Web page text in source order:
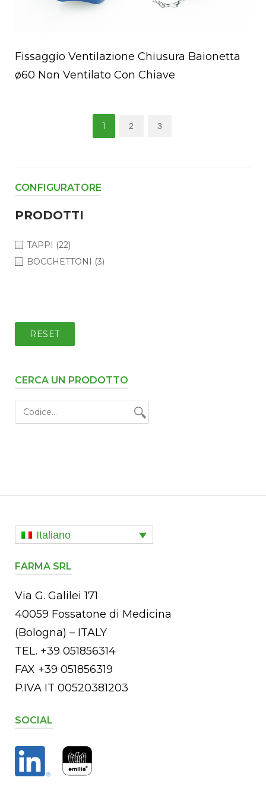
Fissaggio Ventilazione Chiusura Baionetta
ø60 Non Ventilato Con Chiave
Paginazione1 2 3
CONFIGURATORE
PRODOTTI
TAPPI (22)
BOCCHETTONI (3)
RESET
CERCA UN PRODOTTO
Italiano
FARMA SRL
Via G. Galilei 171
40059 Fossatone di Medicina
(Bologna) – ITALY
TEL. +39 051856314
FAX +39 051856319
P.IVA IT 00520381203
SOCIAL